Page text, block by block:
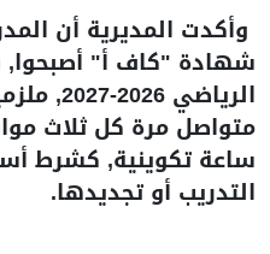
وأكدت المديرية أن
شهادة "كاف أ" أصبحوا,
الرياضي
ساعة تكوينية, كشرط
التدريب أو تجديدها.